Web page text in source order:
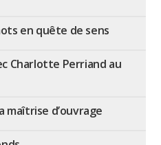
en quête de sens
Charlotte Perriand au
maîtrise d’ouvrage